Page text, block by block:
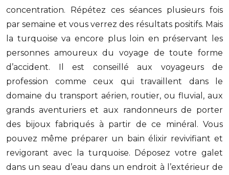
concentration. Répétez ces séances plusieurs fois
par semaine et vous verrez des résultats positifs. Mais
la turquoise va encore plus loin en préservant les
personnes amoureux du voyage de toute forme
d’accident. Il est conseillé aux voyageurs de
profession comme ceux qui travaillent dans le
domaine du transport aérien, routier, ou fluvial, aux
grands aventuriers et aux randonneurs de porter
des bijoux fabriqués à partir de ce minéral. Vous
pouvez même préparer un bain élixir revivifiant et
revigorant avec la turquoise. Déposez votre galet
dans un seau d’eau dans un endroit à l’extérieur de